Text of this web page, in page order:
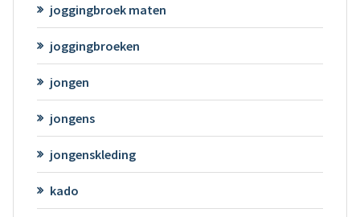
joggingbroek maten
joggingbroeken
jongen
jongens
jongenskleding
kado